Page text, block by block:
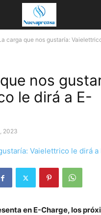
carga que nos gustaría:
nos
le dirá a E-
2023
en E-Charge, los